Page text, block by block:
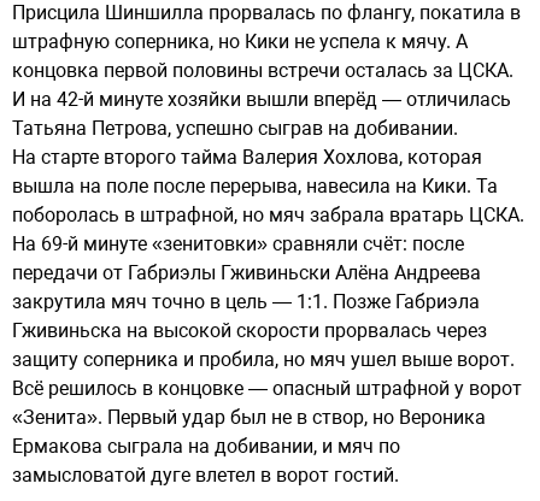
Присцила Шиншилла прорвалась по флангу, покатила в
штрафную соперника, но Кики не успела к мячу. А
концовка первой половины встречи осталась за ЦСКА.
И на 42-й минуте хозяйки вышли вперёд — отличилась
Татьяна Петрова, успешно сыграв на добивании.
На старте второго тайма Валерия Хохлова, которая
вышла на поле после перерыва, навесила на Кики. Та
поборолась в штрафной, но мяч забрала вратарь ЦСКА.
На 69-й минуте «зенитовки» сравняли счёт: после
передачи от Габриэлы Гживиньски Алёна Андреева
закрутила мяч точно в цель — 1:1. Позже Габриэла
Гживиньска на высокой скорости прорвалась через
защиту соперника и пробила, но мяч ушел выше ворот.
Всё решилось в концовке — опасный штрафной у ворот
«Зенита». Первый удар был не в створ, но Вероника
Ермакова сыграла на добивании, и мяч по
замысловатой дуге влетел в ворот гостий.